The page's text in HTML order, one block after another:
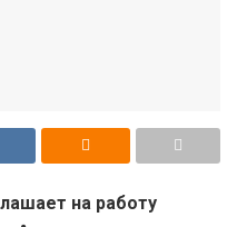
на работу